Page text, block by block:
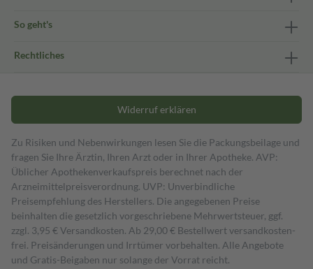
So geht's
Rechtliches
Widerruf erklären
Zu Risiken und Nebenwirkungen lesen Sie die Packungsbeilage und
fragen Sie Ihre Ärztin, Ihren Arzt oder in Ihrer Apotheke. AVP:
Üblicher Apothekenverkaufspreis berechnet nach der
Arzneimittelpreisverordnung. UVP: Unverbindliche
Preisempfehlung des Herstellers. Die angegebenen Preise
beinhalten die gesetzlich vorgeschriebene Mehrwertsteuer, ggf.
zzgl. 3,95 € Versandkosten. Ab 29,00 € Bestell­wert versand­kosten­
frei. Preisänderungen und Irrtümer vorbehalten. Alle Angebote
und Gratis-Beigaben nur solange der Vorrat reicht.